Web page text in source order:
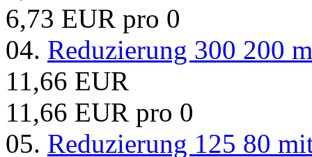
6,73 EUR pro 0
04. Reduzierung 300 200
11,66 EUR
11,66 EUR pro 0
05. Reduzierung 125 80